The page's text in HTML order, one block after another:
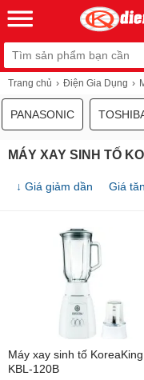
Trang chủ Điện Gia Dụng
PANASONIC
MÁY XAY SINH TỐ
↓ Giá giảm dần Giá
Máy xay sinh tố KoreaKing
KBL-120B